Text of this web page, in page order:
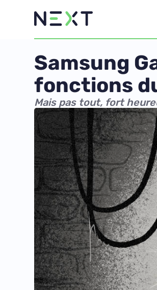
Samsung
fonctions
Mais pas tout, fort